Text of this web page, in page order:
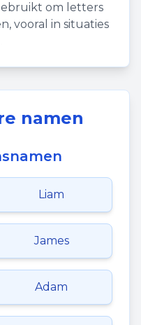
om letters
vooral in situaties
namen
Liam
James
Adam